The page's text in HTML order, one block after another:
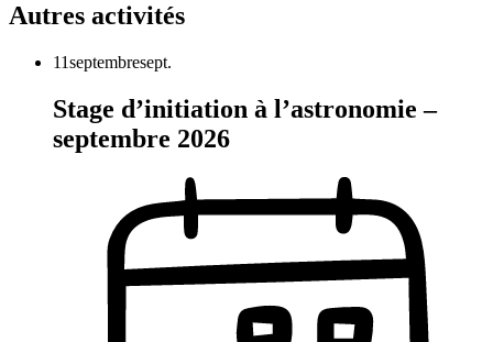
Autres activités
11septembresept.
Stage d’initiation à l’astronomie –
septembre 2026